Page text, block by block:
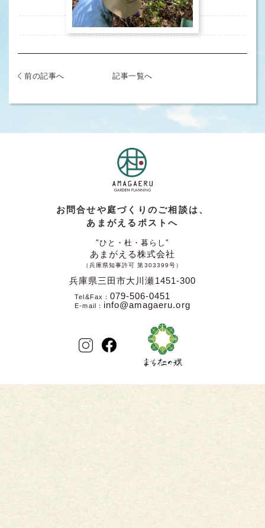
前の記事へ 記事一覧へ
お問合せや庭づくりのご相談は、
あまがえるポストへ
"ひと・杜・暮らし"
あまがえる株式会社
（兵庫県知事許可 第303399号）
兵庫県三田市大川瀬1451-300
Tel&Fax 079-506-0451
E-mail info@amagaeru.org